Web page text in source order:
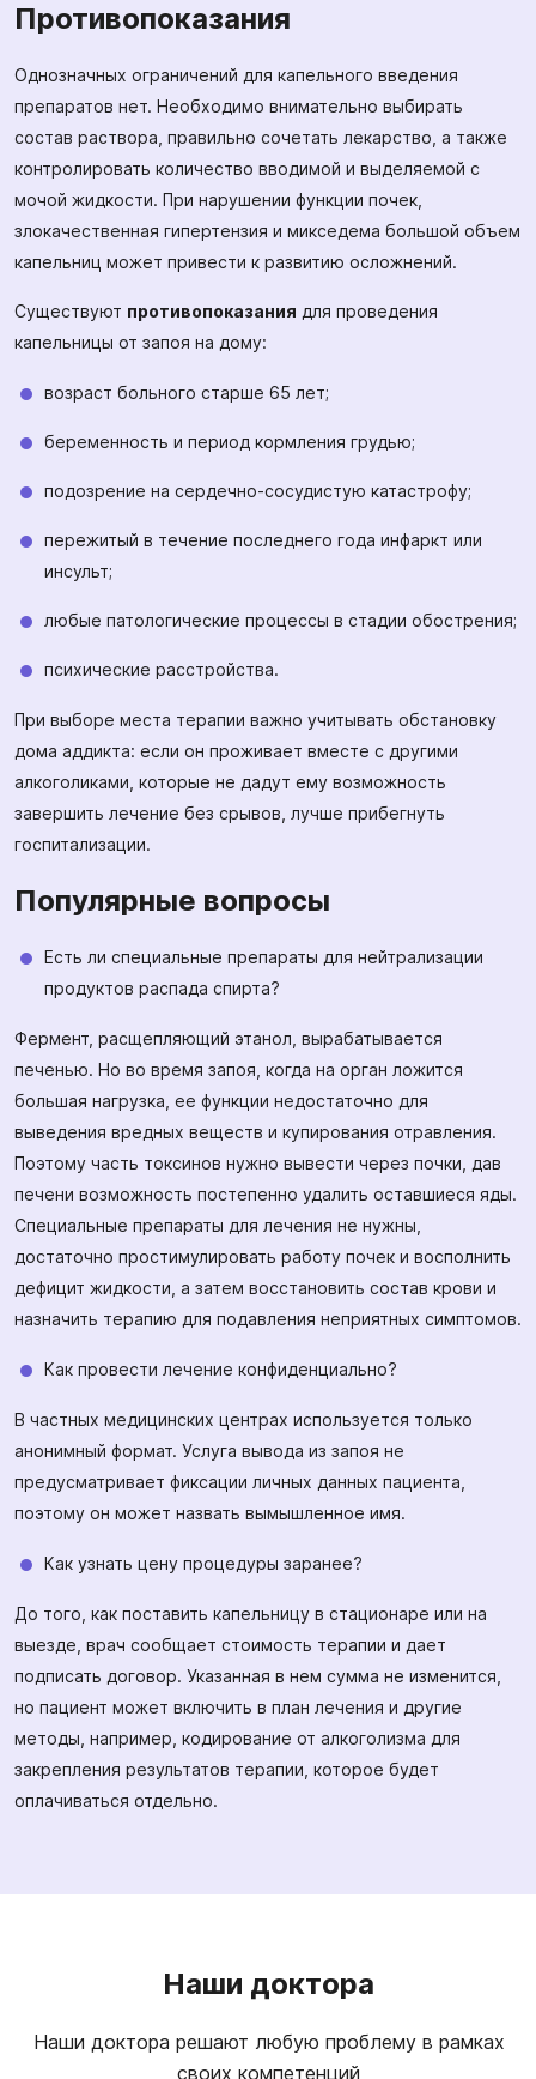
Противопоказания
Однозначных ограничений для капельного введения
препаратов нет. Необходимо внимательно выбирать
состав раствора, правильно сочетать лекарство, а также
контролировать количество вводимой и выделяемой с
мочой жидкости. При нарушении функции почек,
злокачественная гипертензия и микседема большой объем
капельниц может привести к развитию осложнений.
Существуют противопоказания для проведения
капельницы от запоя на дому:
возраст больного старше 65 лет;
беременность и период кормления грудью;
подозрение на сердечно-сосудистую катастрофу;
пережитый в течение последнего года инфаркт или
инсульт;
любые патологические процессы в стадии обострения;
психические расстройства.
При выборе места терапии важно учитывать обстановку
дома аддикта: если он проживает вместе с другими
алкоголиками, которые не дадут ему возможность
завершить лечение без срывов, лучше прибегнуть
госпитализации.
Популярные вопросы
Есть ли специальные препараты для нейтрализации
продуктов распада спирта?
Фермент, расщепляющий этанол, вырабатывается
печенью. Но во время запоя, когда на орган ложится
большая нагрузка, ее функции недостаточно для
выведения вредных веществ и купирования отравления.
Поэтому часть токсинов нужно вывести через почки, дав
печени возможность постепенно удалить оставшиеся яды.
Специальные препараты для лечения не нужны,
достаточно простимулировать работу почек и восполнить
дефицит жидкости, а затем восстановить состав крови и
назначить терапию для подавления неприятных симптомов.
Как провести лечение конфиденциально?
В частных медицинских центрах используется только
анонимный формат. Услуга вывода из запоя не
предусматривает фиксации личных данных пациента,
поэтому он может назвать вымышленное имя.
Как узнать цену процедуры заранее?
До того, как поставить капельницу в стационаре или на
выезде, врач сообщает стоимость терапии и дает
подписать договор. Указанная в нем сумма не изменится,
но пациент может включить в план лечения и другие
методы, например, кодирование от алкоголизма для
закрепления результатов терапии, которое будет
оплачиваться отдельно.
Наши доктора
Наши доктора решают любую проблему в рамках
своих компетенций